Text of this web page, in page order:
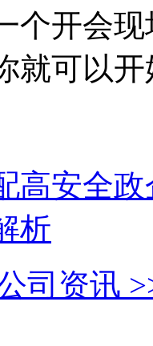
个开会
就可以
高安全
析
司资讯